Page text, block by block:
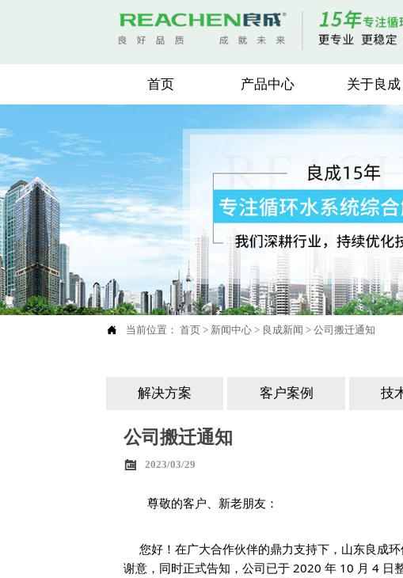
首页 产品中心 关于良成
 当前位置：首页 > 新闻中心 > 良成新闻 >公司搬迁通知
解决方案 客户案例 技
公司搬迁通知
 2023/03/29
尊敬的客户、新老朋友：
您好！在广大合作伙伴的鼎力支持下，山东良成
谢意，同时正式告知，公司已于 2020 年 10 月 4 日